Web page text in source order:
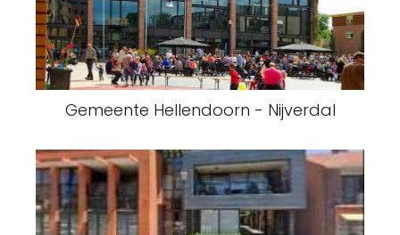
Gemeente Hellendoorn - Nijverdal